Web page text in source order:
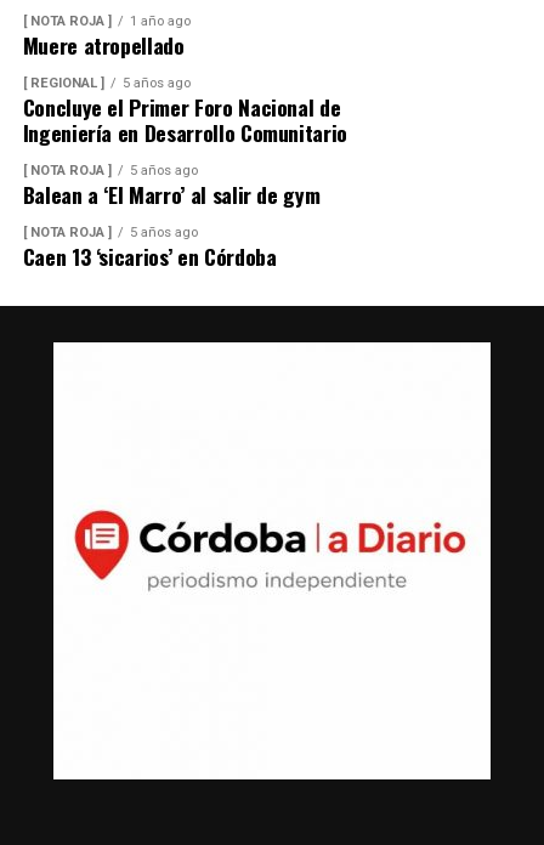
[ NOTA ROJA ] 1 año ago
Muere atropellado
[ REGIONAL ] 5 años ago
Concluye el Primer Foro Nacional de
Ingeniería en Desarrollo Comunitario
[ NOTA ROJA ] 5 años ago
Balean a ‘El Marro’ al salir de gym
[ NOTA ROJA ] 5 años ago
Caen 13 ‘sicarios’ en Córdoba